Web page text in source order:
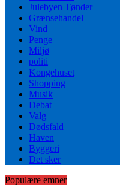
Julebyen Tønder
Grænsehandel
Vind
Penge
Miljø
politi
Kongehuset
Shopping
Musik
Debat
Valg
Dødsfald
Haven
Byggeri
Det sker
Populære emner